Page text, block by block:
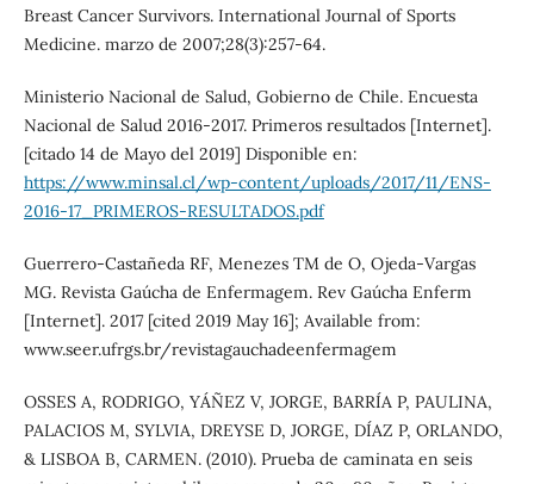
Breast Cancer Survivors. International Journal of Sports
Medicine. marzo de 2007;28(3):257-64.
Ministerio Nacional de Salud, Gobierno de Chile. Encuesta
Nacional de Salud 2016-2017. Primeros resultados [Internet].
[citado 14 de Mayo del 2019] Disponible en:
https://www.minsal.cl/wp-content/uploads/2017/11/ENS-
2016-17_PRIMEROS-RESULTADOS.pdf
Guerrero-Castañeda RF, Menezes TM de O, Ojeda-Vargas
MG. Revista Gaúcha de Enfermagem. Rev Gaúcha Enferm
[Internet]. 2017 [cited 2019 May 16]; Available from:
www.seer.ufrgs.br/revistagauchadeenfermagem
OSSES A, RODRIGO, YÁÑEZ V, JORGE, BARRÍA P, PAULINA,
PALACIOS M, SYLVIA, DREYSE D, JORGE, DÍAZ P, ORLANDO,
& LISBOA B, CARMEN. (2010). Prueba de caminata en seis